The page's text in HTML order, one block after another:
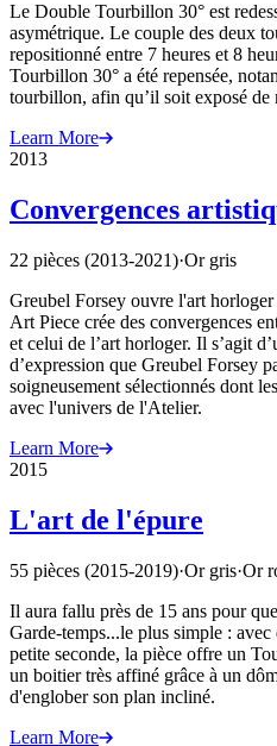
Le Double Tourbillon 30° est
asymétrique. Le couple des deux
repositionné entre 7 heures et 8
Tourbillon 30° a été repensée,
tourbillon, afin qu’il soit exposé de
Learn More
2013
Convergences
22 pièces (2013-2021)·Or gris
Greubel Forsey ouvre l'art
Art Piece crée des convergences
et celui de l’art horloger. Il s’agit
d’expression que Greubel Forsey
soigneusement sélectionnés dont
avec l'univers de l'Atelier.
Learn More
2015
L'art de l'épure
55 pièces (2015-2019)·Or gris·Or
Il aura fallu près de 15 ans pour
Garde-temps...le plus simple :
petite seconde, la pièce offre un
un boitier très affiné grâce à un
d'englober son plan incliné.
Learn More